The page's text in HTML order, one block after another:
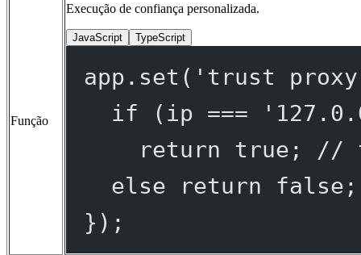
Função
Execução de confiança personalizada.
JavaScript TypeScript
app. set ( 'trust
if (ip ===
return
true ;
//
else
return false ;
});